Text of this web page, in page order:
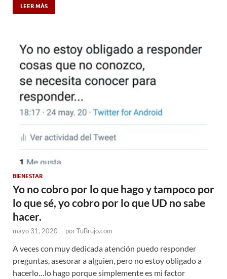
LEER MÁS
BIENESTAR
Yo no cobro por lo que hago y tampoco por
lo que sé, yo cobro por lo que UD no sabe
hacer.
mayo 31, 2020 - porTuBrujo.com
A veces con muy dedicada atención puedo responder
preguntas, asesorar a alguien, pero no estoy obligado a
hacerlo…lo hago porque simplemente es mi factor